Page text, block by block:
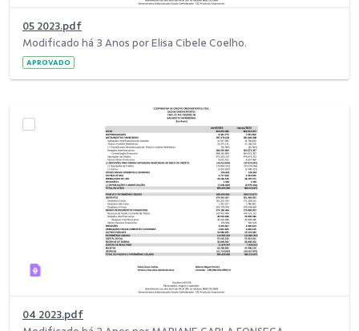
05 2023.pdf
Modificado há 3 Anos por Elisa Cibele Coelho.
APROVADO
04 2023.pdf